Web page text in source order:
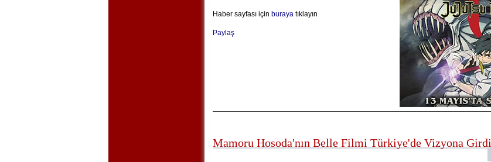
Haber sayfası için burayatıklayın
Paylaş
Mamoru Hosoda'nın Belle Filmi Türkiye'de Vizyona Girdi